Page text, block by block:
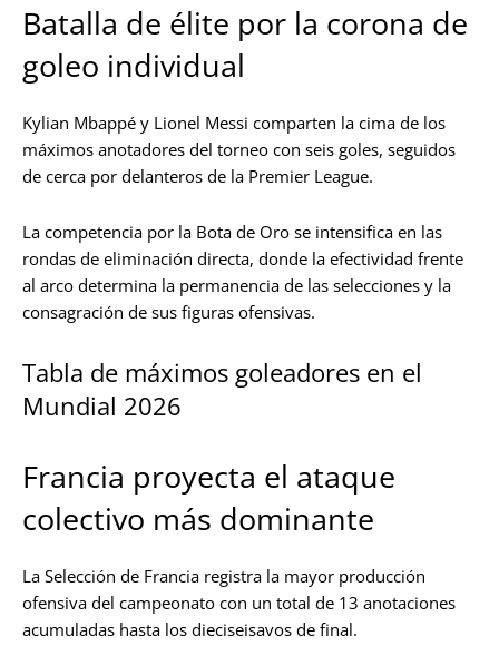
Batalla de élite por la corona de
goleo individual
Kylian Mbappé y Lionel Messi comparten la cima de los
máximos anotadores del torneo con seis goles, seguidos
de cerca por delanteros de la Premier League.
La competencia por la Bota de Oro se intensifica en las
rondas de eliminación directa, donde la efectividad frente
al arco determina la permanencia de las selecciones y la
consagración de sus figuras ofensivas.
Tabla de máximos goleadores en el
Mundial 2026
Francia proyecta el ataque
colectivo más dominante
La Selección de Francia registra la mayor producción
ofensiva del campeonato con un total de 13 anotaciones
acumuladas hasta los dieciseisavos de final.